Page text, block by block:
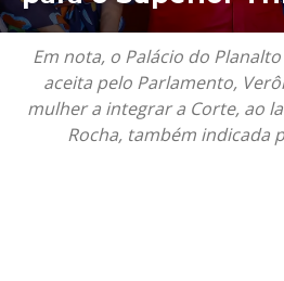
Em nota, o Palácio do
aceita pelo Parlamento,
mulher a integrar a Corte, ao
Rocha, também indicada